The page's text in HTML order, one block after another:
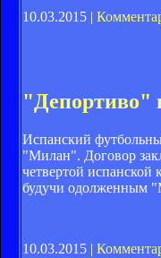
10.03.2015 |
"Депортиво"
Испанский
"Милан". Договор
четвертой
будучи одолженным
10.03.2015 |